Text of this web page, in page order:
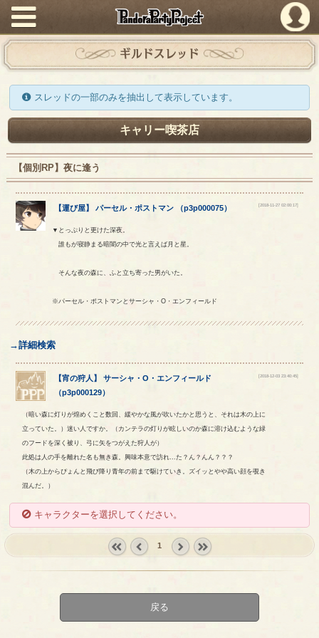
PandoraPartyProject
ギルドスレッド
スレッドの一部のみを抽出して表示しています。
キャリー喫茶店
【個別RP】夜に逢う
【運び屋】パーセル・ ポストマン （p3p000075） [2018-11-27 02:00:17]
▼とっぷりと更けた深夜。
誰もが寝静まる暗闇の中で光と言えば月と星。
そんな夜の森に、ふと立ち寄った男がいた。
※パーセル・ポストマンとサーシャ・O・エンフィールド
→詳細検索
【宵の狩人 】サーシャ ・O ・ エンフィールド
（p3p000129）
[2018-12-03 23:40:45]
（暗い森に灯りが煌めくこと数回、緩やかな風が吹いたかと思うと、それは木の上に
立っていた。）迷い人ですか。（カンテラの灯りが眩しいのか森に溶け込むような緑
のフードを深く被り、弓に矢をつがえた狩人が）
此処は人の手を離れた名も無き森。興味本意で訪れ…た？ん？んん？？？
（木の上からぴょんと飛び降り青年の前まで駆けていき。ズイッとやや高い顔を覗き
混んだ。）
キャラクターを選択してください。
1
戻る